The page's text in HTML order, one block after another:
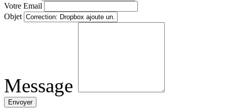
Votre Email
Objet
Message